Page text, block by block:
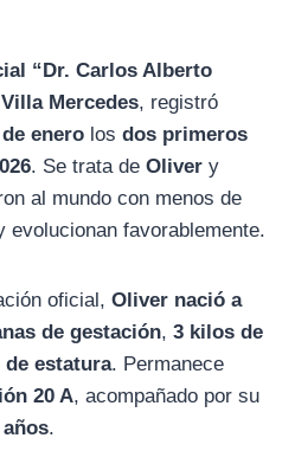
“Dr. Carlos Alberto
Villa Mercedes, registró
de enero los dos primeros
. Se trata de Oliver y
al mundo con menos de
evolucionan favorablemente.
oficial, Oliver nació a
de gestación, 3 kilos de
estatura. Permanece
20 A, acompañado por su
años.